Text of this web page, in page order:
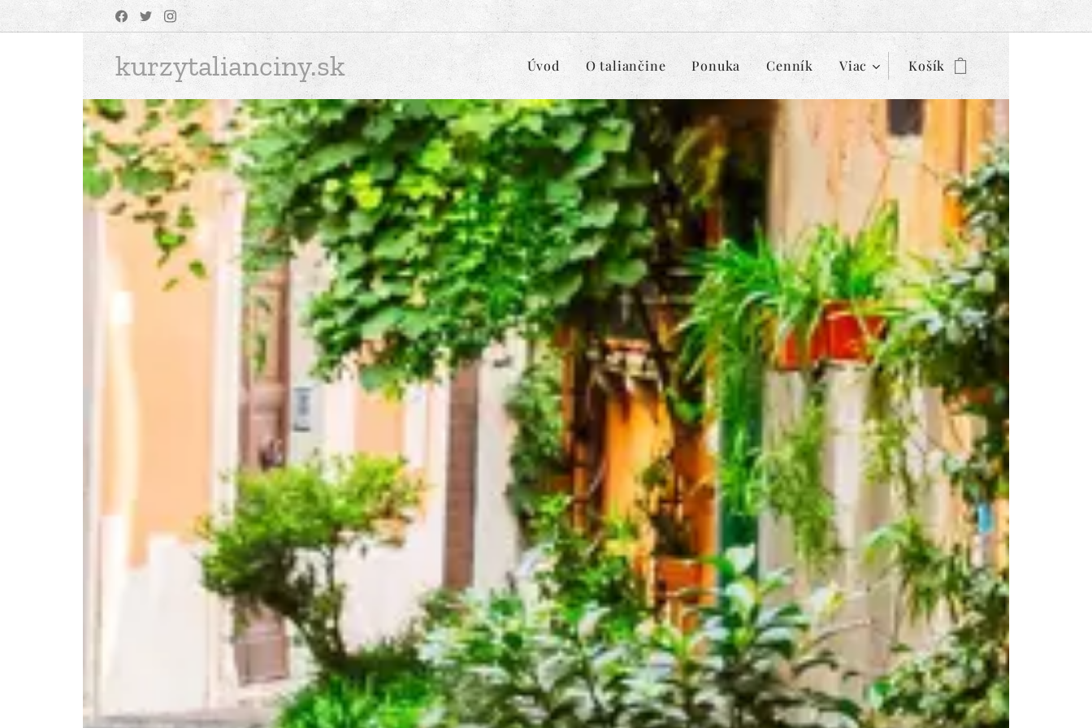
kurzytalianciny.sk Úvod O taliančine Ponuka Cenník Viac Košík